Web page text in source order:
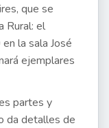
que se
Rural: el
la sala José
ejemplares
partes y
da detalles de